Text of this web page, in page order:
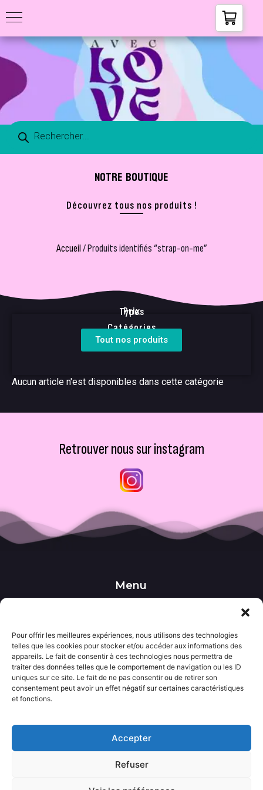
Pour offrir les meilleures expériences, nous utilisons des technologies
telles que les cookies pour stocker et/ou accéder aux informations des
appareils. Le fait de consentir à ces technologies nous permettra de
traiter des données telles que le comportement de navigation ou les ID
uniques sur ce site. Le fait de ne pas consentir ou de retirer son
consentement peut avoir un effet négatif sur certaines caractéristiques
et fonctions.
Accepter
Refuser
NOTRE BOUTIQUE
Découvrez tous nos produits !
Accueil/ Produits identifiés “strap-on-me”
Catégories
Prix
Types
Tout nos produits
Aucun article n'est disponibles dans cette catégorie
Retrouver nous sur instagram
Menu
••• Accueil
••• Wishlist
••• Actualités
Informations
Contact
••• Nous contacter